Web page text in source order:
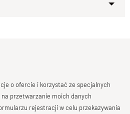
szafki telewizyjnej. Wielu
codziennych czynności w
o ofercie i korzystać ze specjalnych
przetwarzanie moich danych
rejestracji w celu przekazywania